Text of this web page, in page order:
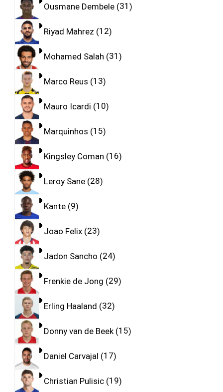
Ousmane Dembele 31
Riyad Mahrez 12
Mohamed Salah 31
Marco Reus 13
Mauro Icardi 10
Marquinhos 15
Kingsley Coman 16
Leroy Sane 28
Kante 9
Joao Felix 23
Jadon Sancho 24
Frenkie de Jong 29
Erling Haaland 32
Donny van de Beek 15
Daniel Carvajal 17
Christian Pulisic 19